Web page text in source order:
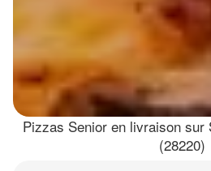
Pizzas Senior en livraison sur
(28220)